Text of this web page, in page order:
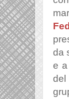
da
e